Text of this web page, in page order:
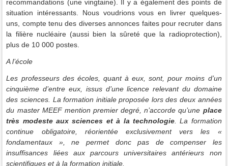
recommandations (une vingtaine). Il y a également des points de
situation intéressants. Nous voudrions vous en livrer quelques-
uns, compte tenu des diverses annonces faites pour recruter dans
la filière nucléaire (aussi bien la sûreté que la radioprotection),
plus de 10 000 postes
A l’école
Les professeurs des écoles, quant à eux, sont, pour moins d’un
cinquième d’entre eux, issus d’une licence relevant du domaine
des sciences. La formation initiale proposée lors des deux années
du master MEEF mention premier degré, n’accorde qu’une place
très modeste aux sciences et à la technologie. La formation
continue obligatoire, réorientée exclusivement vers les «
fondamentaux », ne permet donc pas de compenser les
insuffisances liées aux parcours universitaires antérieurs non
scientifiques et à la formation initiale.